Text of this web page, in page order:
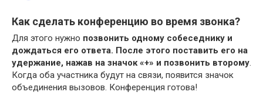
Как сделать конференцию во время звонка?
Для этого нужно позвонить одному собеседнику и
дождаться его ответа. После этого поставить его на
удержание, нажав на значок «+» и позвонить второму.
Когда оба участника будут на связи, появится значок
объединения вызовов. Конференция готова!